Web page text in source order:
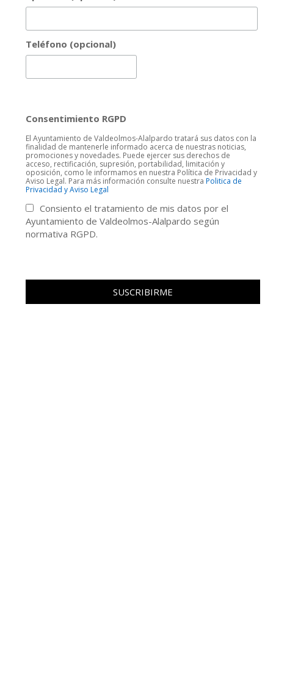
Teléfono (opcional)
Consentimiento RGPD
El Ayuntamiento de Valdeolmos-Alalpardo tratará sus datos con la
finalidad de mantenerle informado acerca de nuestras noticias,
promociones y novedades. Puede ejercer sus derechos de
acceso, rectificación, supresión, portabilidad, limitación y
oposición, como le informamos en nuestra Política de Privacidad y
Aviso Legal. Para más información consulte nuestraPolitica de
Privacidad y Aviso Legal
Consiento el tratamiento de mis datos por el
Ayuntamiento de Valdeolmos-Alalpardo según
normativa RGPD.